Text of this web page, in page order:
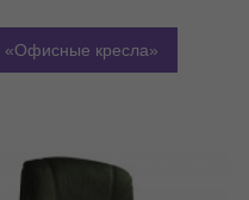
Офисные кресла